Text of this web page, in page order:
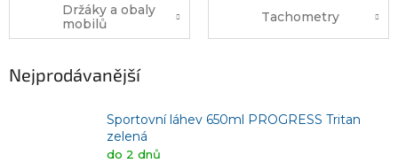
Držáky a obaly
mobilů
Tachometry
Nejprodávanější
Sportovní láhev 650ml PROGRESS Tritan
zelená
do 2 dnů